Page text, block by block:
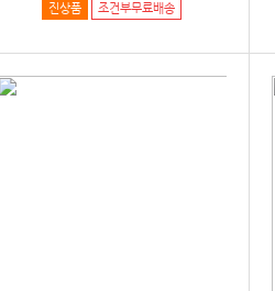
진상품 조건부무료배송